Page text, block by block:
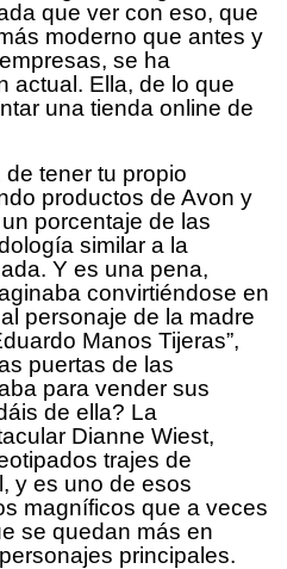
que ver con eso, que
moderno que antes y
se ha
actual. Ella, de lo que
una tienda online de
tener tu propio
productos de Avon y
porcentaje de las
similar a la
Y es una pena,
convirtiéndose en
personaje de la madre
Manos Tijeras”,
puertas de las
para vender sus
de ella? La
Dianne Wiest,
trajes de
y es uno de esos
magníficos que a veces
se quedan más en
principales.